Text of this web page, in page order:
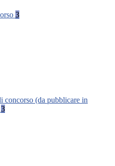
3
concorso (da pubblicare in
3